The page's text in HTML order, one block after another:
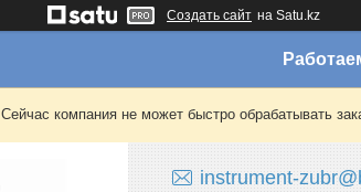
Создать сайт на Satu.kz
Сейчас компания не может быстро обрабатывать
instrument-